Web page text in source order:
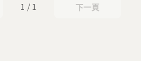
1 / 1 下一頁
下一頁